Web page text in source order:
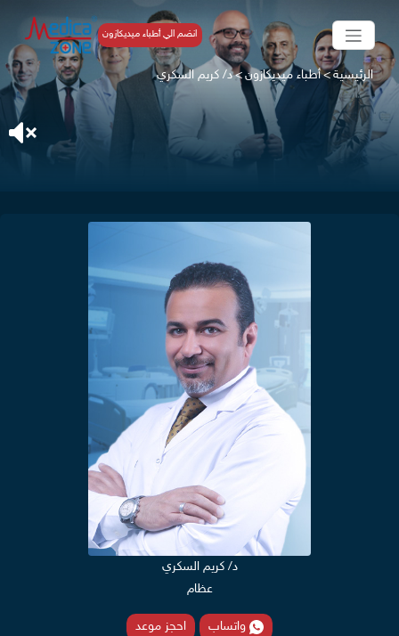
انضم الي أطباء ميديكازون
الرئيسية>أطباء ميديكازون>د/ كريم السكري
د/ كريم السكري
عظام
واتساب احجز موعد